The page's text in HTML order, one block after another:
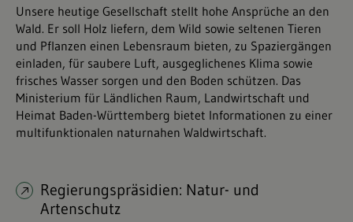
Unsere heutige Gesellschaft stellt hohe Ansprüche an den
Wald. Er soll Holz liefern, dem Wild sowie seltenen Tieren
und Pflanzen einen Lebensraum bieten, zu Spaziergängen
einladen, für saubere Luft, ausgeglichenes Klima sowie
frisches Wasser sorgen und den Boden schützen. Das
Ministerium für Ländlichen Raum, Landwirtschaft und
Heimat Baden-Württemberg bietet Informationen zu einer
multifunktionalen naturnahen Waldwirtschaft.
Regierungspräsidien: Natur- und
Artenschutz